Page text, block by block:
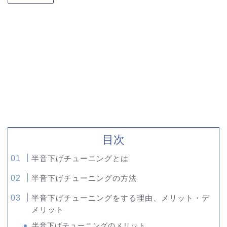
目次
半音下げチューニングとは
半音下げチューニングの方法
半音下げチューニングをする理由、メリット・デ
メリット